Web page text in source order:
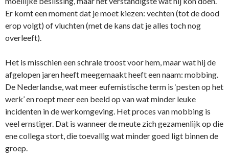
Er komt een moment dat je moet kiezen: vechten (tot de dood
erop volgt) of vluchten (met de kans dat je alles toch nog
overleeft).
Het is misschien een schrale troost voor hem, maar wat hij de
afgelopen jaren heeft meegemaakt heeft een naam: mobbing.
De Nederlandse, wat meer eufemistische term is ‘pesten op het
werk’ en roept meer een beeld op van wat minder leuke
incidenten in de werkomgeving. Het proces van mobbing is
veel ernstiger. Dat is wanneer de meute zich gezamenlijk op die
ene collega stort, die toevallig wat minder goed ligt binnen de
groep.